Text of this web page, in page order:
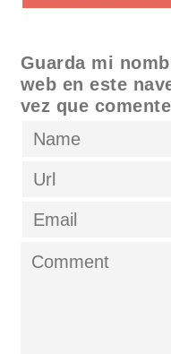
Guarda mi
web en este
vez que